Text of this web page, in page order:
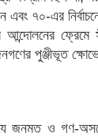
৭০-এর
পুঞ্জীভূত
যে জনমত ও গণ-